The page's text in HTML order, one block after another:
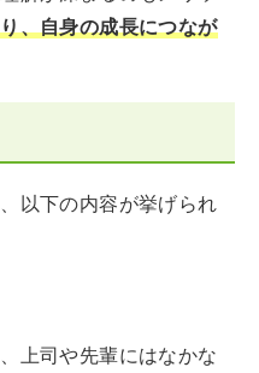
、自身の成長につなが
以下の内容が挙げられ
上司や先輩にはなかな